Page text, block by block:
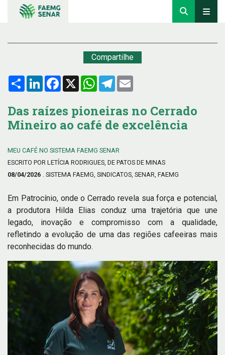
Compartilhe
Compartilhar
LinkedInFacebook
X WhatsApp
Telegram
Das raízes pioneiras no Cerrado
Mineiro ao café de excelência
MEU CAFÉ NO SISTEMA FAEMG SENAR
ESCRITO POR LETÍCIA RODRIGUES, DE PATOS DE MINAS
08/04/2026 . SISTEMA FAEMG, SINDICATOS, SENAR, FAEMG
Em Patrocínio, onde o Cerrado revela sua força e potencial,
a produtora Hilda Elias conduz uma trajetória que une
legado, inovação e compromisso com a qualidade,
refletindo a evolução de uma das regiões cafeeiras mais
reconhecidas do mundo.